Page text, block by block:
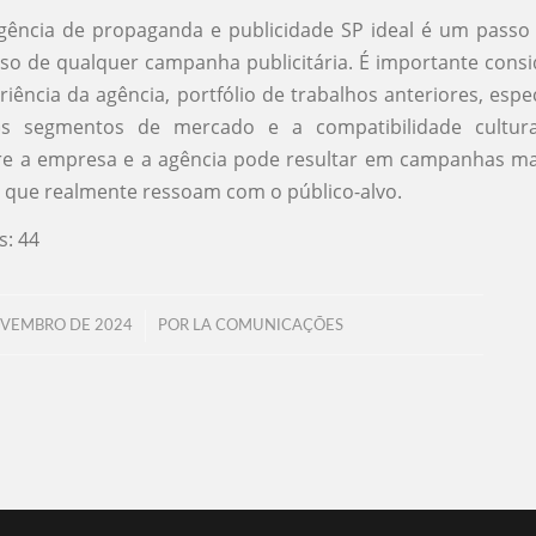
de propaganda e publicidade SP ideal é um
de qualquer campanha publicitária. É importante
da agência, portfólio de trabalhos anteriores,
segmentos de mercado e a compatibilidade
a empresa e a agência pode resultar em campanhas
realmente ressoam com o público-alvo.
44
DE 2024
/ POR LA COMUNICAÇÕES